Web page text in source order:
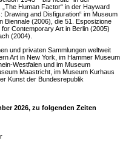
Human Factor“ in der Hayward
and Disfiguration“ im Museum
Biennale (2006), die 51. Esposizione
for Contemporary Art in Berlin (2005)
(2004).
und privaten Sammlungen weltweit
Art in New York, im Hammer Museum
Westfalen und im Museum
Maastricht, im Museum Kurhaus
Kunst der Bundesrepublik
2026, zu folgenden Zeiten